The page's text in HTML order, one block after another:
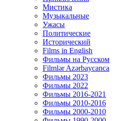
Мистика
Музыкальные
Ужасы
Политические
Исторический
Films in English
Фильмы на Русском
Filmlər Azərbaycanca
Фильмы 2023
Фильмы 2022
Фильмы 2016-2021
Фильмы 2010-2016
Фильмы 2000-2010